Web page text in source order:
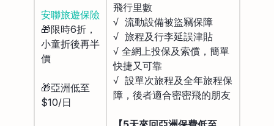
安聯旅遊保險
🎁限時6折，
小童折後再半
價
🎁亞洲低至
$10/日
飛行里數
√ 流動設備被盜竊保障
√ 旅程及行李延誤津貼
√ 全網上投保及索償，簡單
快捷又可靠
√ 設單次旅程及全年旅程保
障，後者適合密密飛的朋友